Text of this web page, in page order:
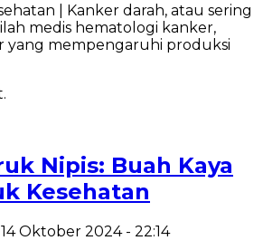
| Kanker darah, atau sering
medis hematologi kanker,
yang mempengaruhi produksi
Nipis: Buah Kaya
Kesehatan
14 Oktober 2024 - 22:14